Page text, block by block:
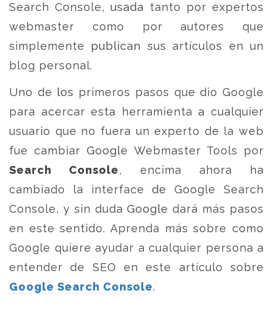
Search Console, usada tanto por expertos
webmaster como por autores que
simplemente publican sus artículos en un
blog personal.
Uno de los primeros pasos que dio Google
para acercar esta herramienta a cualquier
usuario que no fuera un experto de la web
fue cambiar Google Webmaster Tools por
Search Console, encima ahora ha
cambiado la interface de Google Search
Console, y sin duda Google dará más pasos
en este sentido. Aprenda más sobre como
Google quiere ayudar a cualquier persona a
entender de SEO en este artículo sobre
Google Search Console.